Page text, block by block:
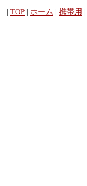
| TOP | ホーム | 携帯用 |